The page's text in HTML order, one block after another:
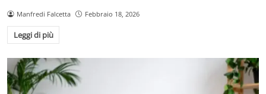
Manfredi Falcetta Febbraio 18, 2026
Leggi di più